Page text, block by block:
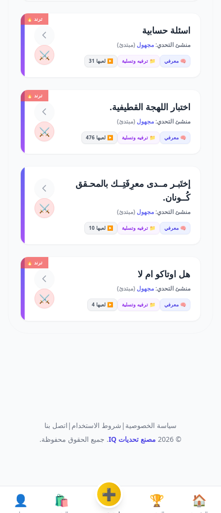
ترند 🔥
اسئلة حسابية
منشئ التحدي:مجهول (مبتدئ)
🧠 معرفي 📁 ترفيه وتسلية ▶️ لعبها 31 ⚔️
ترند 🔥
اختبار اللهجة القطيفية.
منشئ التحدي:مجهول (مبتدئ)
🧠 معرفي 📁 ترفيه وتسلية ▶️ لعبها 476 ⚔️
إختَبـر مــدى معرِفَتِــك بالمحـقق
كُــونان.
منشئ التحدي:مجهول (مبتدئ)
🧠 معرفي 📁 ترفيه وتسلية ▶️ لعبها 10
⚔️
ترند 🔥
هل اوتاكو ام لا
منشئ التحدي:مجهول (مبتدئ)
🧠 معرفي 📁 ترفيه وتسلية ▶️ لعبها 4 ⚔️
🏠
🏆
➕
🛍️
👤
سياسة الخصوصية | شروط الاستخدام | اتصل بنا
© 2026
مصنع تحديات IQ . جميع الحقوق محفوظة.